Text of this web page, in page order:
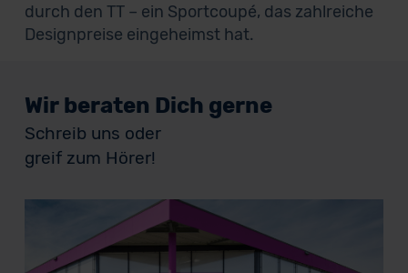
durch den TT – ein Sportcoupé, das zahlreiche
Designpreise eingeheimst hat.
Wir beraten Dich gerne
Schreib uns oder
greif zum Hörer!